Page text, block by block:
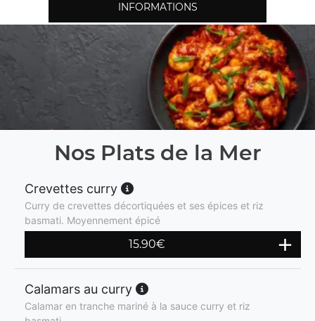
INFORMATIONS
Nos Plats de la Mer
Crevettes curry
Curry de crevettes décortiquées et ses épices et riz
basmati. Moyennement épicé
15.90€
Calamars au curry
Calamar en tranche mariné à la sauce curry et riz